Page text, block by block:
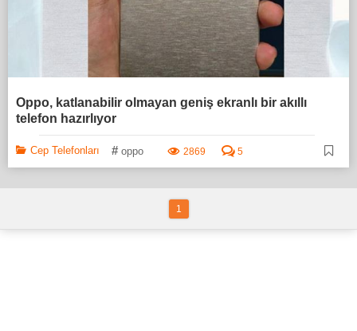
Oppo, katlanabilir olmayan geniş ekranlı bir akıllı
telefon hazırlıyor
Cep Telefonları # oppo 2869 5
1